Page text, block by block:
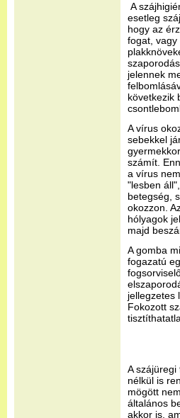
A
esetleg
hogy az
fogat, vagy
jelennek
következik
A vírus
sebekkel
számít.
a vírus
"lesben
betegség,
okozzon.
hólyagok
majd
A gomba
fogazatú
jellegzetes
Fokozott
A
nélkül is
mögött
általános
akkor is,